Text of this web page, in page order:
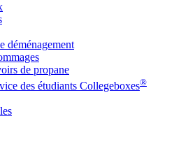
déménagement
de propane
des étudiants Collegeboxes®